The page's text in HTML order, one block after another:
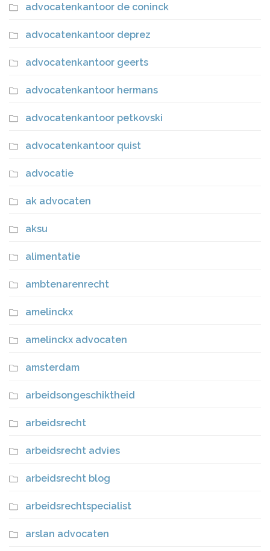
advocatenkantoor de coninck
advocatenkantoor deprez
advocatenkantoor geerts
advocatenkantoor hermans
advocatenkantoor petkovski
advocatenkantoor quist
advocatie
ak advocaten
aksu
alimentatie
ambtenarenrecht
amelinckx
amelinckx advocaten
amsterdam
arbeidsongeschiktheid
arbeidsrecht
arbeidsrecht advies
arbeidsrecht blog
arbeidsrechtspecialist
arslan advocaten